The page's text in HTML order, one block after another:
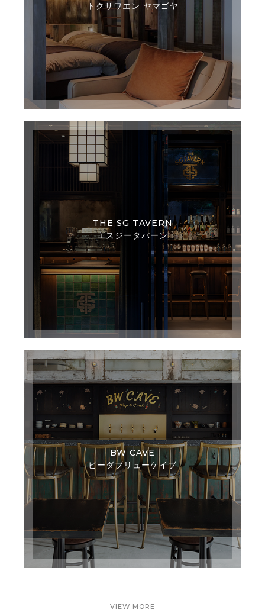
トクサワエン ヤマゴヤ
THE SG TAVERN
エスジータバーン
BW CAVE
ビーダブリューケイブ
VIEW MORE